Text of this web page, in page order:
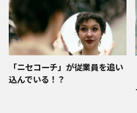
「ニセコーチ」が従業員を追い
込んでいる！？